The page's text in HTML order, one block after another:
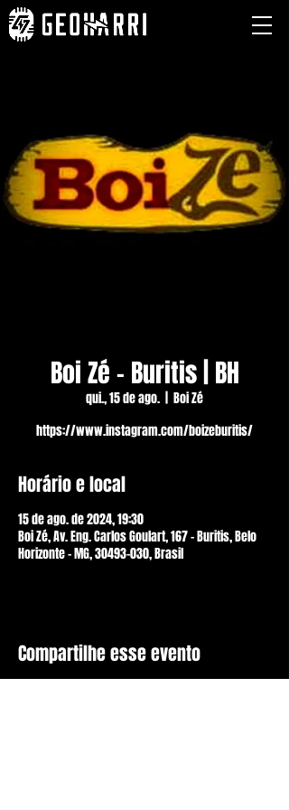
Boi Zé - Buritis | BH
qui., 15 de ago.
Boi Zé
https://www.instagram.com/boizeburitis/
Horário e local
15 de ago. de 2024, 19:30
Boi Zé, Av. Eng. Carlos Goulart, 167 - Buritis, Belo
Horizonte - MG, 30493-030, Brasil
Compartilhe esse evento